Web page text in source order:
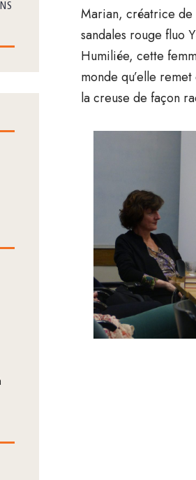
Marian, créatrice de
sandales rouge fluo
Humiliée, cette
monde qu’elle
la creuse de façon